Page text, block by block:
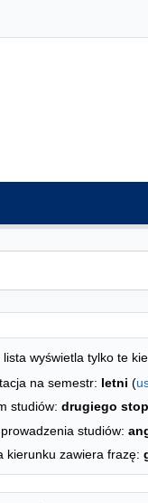
-
lista wyświetla tylko te
na semestr: letni (
studiów: drugiego
studiów:
kierunku zawiera frazę: